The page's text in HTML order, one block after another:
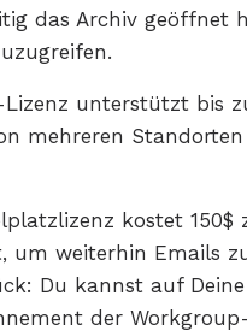
das Archiv geöffnet
unterstützt bis
mehreren
kostet 150$
weiterhin Emails
Du kannst auf
der